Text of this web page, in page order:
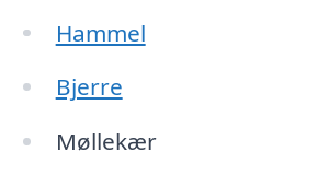
Hammel
Bjerre
Møllekær